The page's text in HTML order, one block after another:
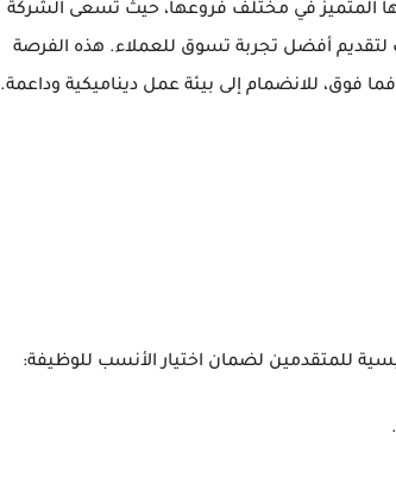
المتميز في مختلف فروعها، حيث تسعى الشركة
أفضل تجربة تسوق للعملاء. هذه الفرصة
فوق، للانضمام إلى بيئة عمل ديناميكية وداعمة.
للمتقدمين لضمان اختيار الأنسب للوظيفة:
.